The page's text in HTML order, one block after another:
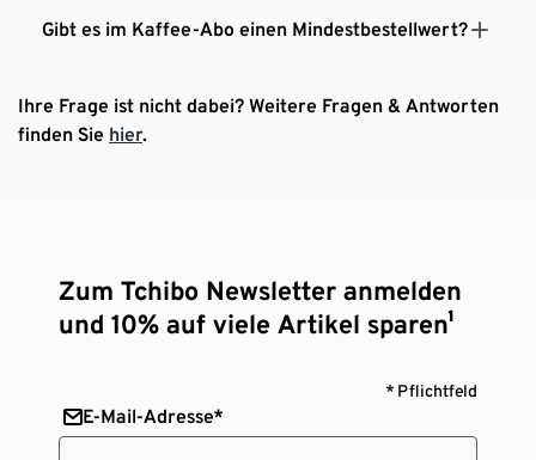
Gibt es im Kaffee-Abo einen Mindestbestellwert?
Ihre Frage ist nicht dabei? Weitere Fragen & Antworten
finden Sie hier.
Zum Tchibo Newsletter anmelden
und 10% auf viele Artikel sparen¹
* Pflichtfeld
E-Mail-Adresse*